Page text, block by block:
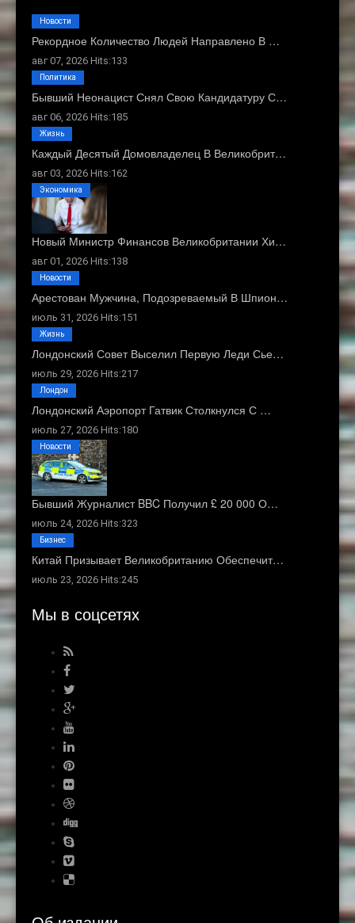
Рекордное Количество Людей Направлено В …
авг 07, 2026 Hits:133
Новости
Бывший Неонацист Снял Свою Кандидатуру С…
авг 06, 2026 Hits:185
Политика
Каждый Десятый Домовладелец В Великобрит…
авг 03, 2026 Hits:162
Жизнь
Новый Министр Финансов Великобритании Хи…
авг 01, 2026 Hits:138
Экономика
Арестован Мужчина, Подозреваемый В Шпион…
июль 31, 2026 Hits:151
Новости
Лондонский Совет Выселил Первую Леди Сье…
июль 29, 2026 Hits:217
Жизнь
Лондонский Аэропорт Гатвик Столкнулся С …
июль 27, 2026 Hits:180
Лондон
Бывший Журналист BBC Получил £ 20 000 О…
июль 24, 2026 Hits:323
Новости
Китай Призывает Великобританию Обеспечит…
июль 23, 2026 Hits:245
Бизнес
Мы в соцсетях